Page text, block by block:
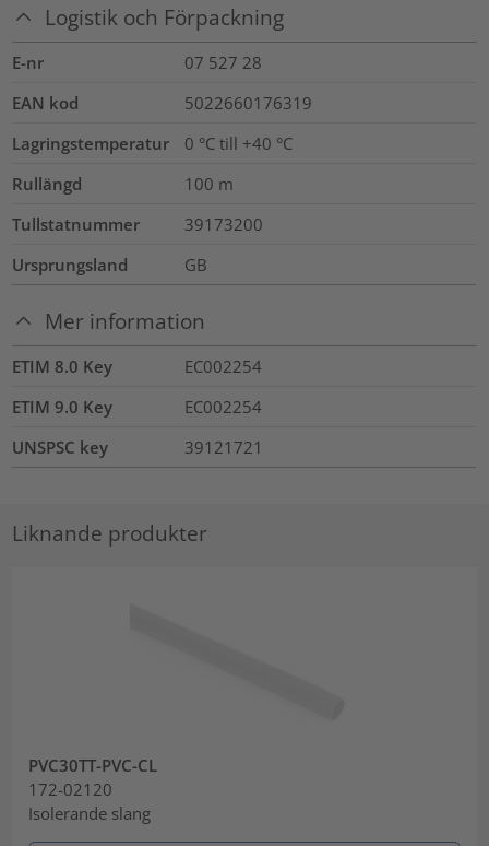
Logistik och Förpackning
E-nr
07 527 28
EAN kod
5022660176319
Lagringstemperatur
0 °C till +40 °C
Rullängd
100 m
Tullstatnummer
39173200
Ursprungsland
GB
Mer information
ETIM 8.0 Key
EC002254
ETIM 9.0 Key
EC002254
UNSPSC key
39121721
Liknande produkter
PVC30TT-PVC-CL
172-02120
Isolerande slang